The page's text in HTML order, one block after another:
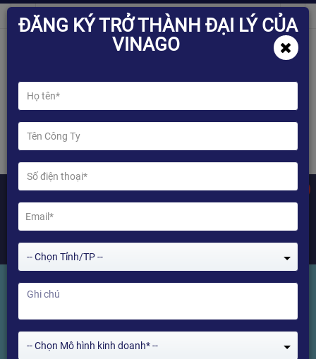
USB DAC FX01 - Thiết bị giải mã
âm thanh Android Box và Máy Tính
ĐĂNG KÝ TRỞ THÀNH ĐẠI LÝ CỦA
VINAGO
-- Chọn Tỉnh/TP --
-- Chọn Mô hình kinh doanh* --